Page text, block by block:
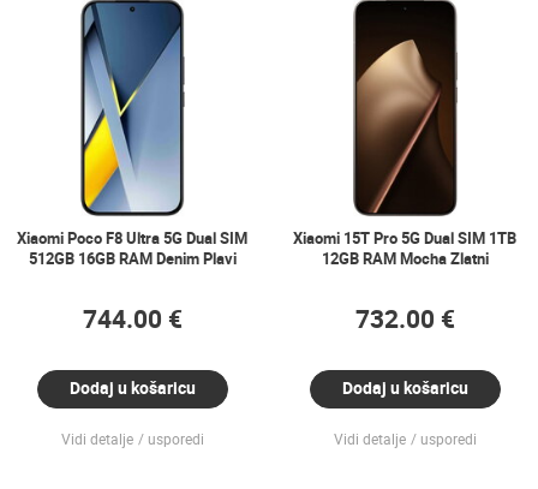
Xiaomi Poco F8 Ultra 5G Dual SIM
512GB 16GB RAM Denim Plavi
744.00 €
Dodaj u košaricu
Vidi detalje usporedi
Xiaomi 15T Pro 5G Dual SIM 1TB
12GB RAM Mocha Zlatni
732.00 €
Dodaj u košaricu
Vidi detalje usporedi